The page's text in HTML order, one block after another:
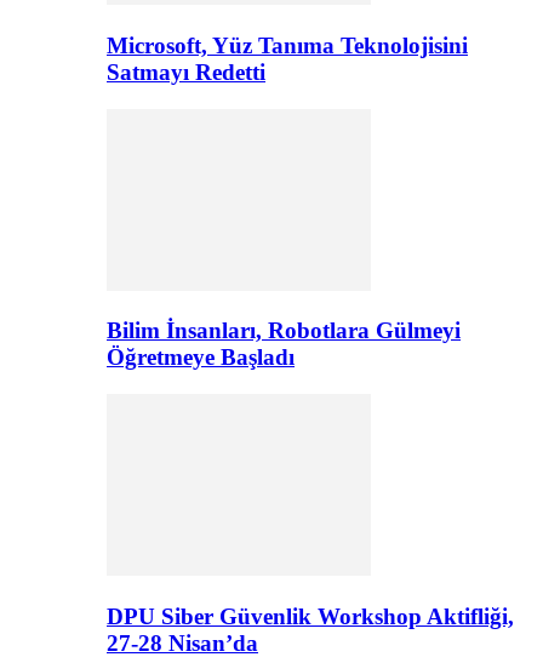
Microsoft, Yüz Tanıma Teknolojisini
Satmayı Redetti
Bilim İnsanları, Robotlara Gülmeyi
Öğretmeye Başladı
DPU Siber Güvenlik Workshop Aktifliği,
27-28 Nisan’da